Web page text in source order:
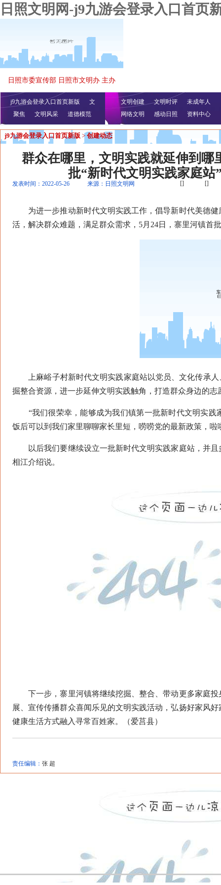
日照文明网-j9九游会登录入口首页
日照市委宣传部 日照市文明办 主办
j9九游会登录入口首页新版
文
明播报
公益视频
聚焦 文明风采 道德模范
文明创建 文明时评
未成年人
网络文明
感动日照 资料中心
j9九游会登录入口首页新版 > 创建动态
群众在哪里，文明实践就延伸到哪
批“新时代文明实践家庭站
发表时间：2022-05-26 来源：日照文明网 [] []
为进一步推动新时代文明实践工作，倡导新时代美德健
活，解决群众难题，满足群众需求，5月24日，寨里河镇首
上麻峪子村新时代文明实践家庭站以党员、文化传承人
掘整合资源，进一步延伸文明实践触角，打造群众身边的志
“我们很荣幸，能够成为我们镇第一批新时代文明实践
饭后可以到我们家里聊聊家长里短，唠唠党的最新政策，
以后我们要继续设立一批新时代文明实践家庭站，并且
相江介绍说。
下一步，寨里河镇将继续挖掘、整合、带动更多家庭投
展、宣传传播群众喜闻乐见的文明实践活动，弘扬好家风
健康生活方式融入寻常百姓家。（爱莒县）
责任编辑： 张 超